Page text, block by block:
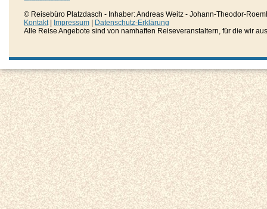
© Reisebüro Platzdasch - Inhaber: Andreas Weitz - Johann-Theodor-
Kontakt| Impressum
Datenschutz-Erklärung
Alle Reise Angebote sind von namhaften Reiseveranstaltern, für die wir